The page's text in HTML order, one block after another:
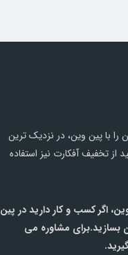
را با پین وین، در نزدیک ترین
از تخفیف آفکارت نیز استفاده
اگر کسب و کار دارید در پین
مشاوره می